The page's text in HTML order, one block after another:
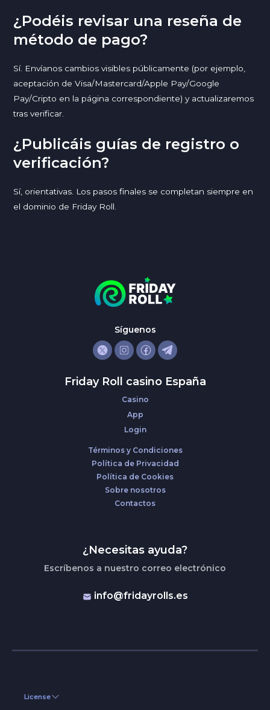
¿Podéis revisar una reseña de
método de pago?
Sí. Envíanos cambios visibles públicamente (por ejemplo,
aceptación de Visa/Mastercard/Apple Pay/Google
Pay/Cripto en la página correspondiente) y actualizaremos
tras verificar.
¿Publicáis guías de registro o
verificación?
Sí, orientativas. Los pasos finales se completan siempre en
el dominio de Friday Roll.
Síguenos
Friday Roll casino España
Casino
App
Login
Términos y Condiciones
Política de Privacidad
Política de Cookies
Sobre nosotros
Contactos
¿Necesitas ayuda?
Escríbenos a nuestro correo electrónico
info@fridayrolls.es
License